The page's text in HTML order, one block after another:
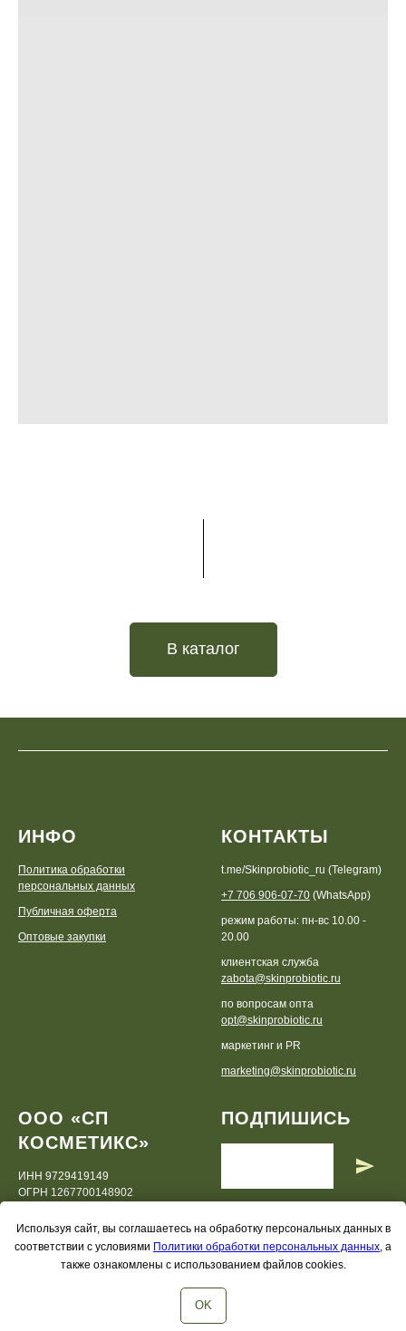
В каталог
ИНФО
Политика обработки
персональных данных
Публичная оферта
Оптовые закупки
КОНТАКТЫ
t.me/Skinprobiotic_ru (Telegram)
+7 706 906-07-70 (WhatsApp)
режим работы: пн-вс 10.00 -
20.00
клиентская служба
zabota@skinprobiotic.ru
по вопросам опта
opt@skinprobiotic.ru
маркетинг и PR
marketing@skinprobiotic.ru
ООО «СП
КОСМЕТИКС»
ИНН 9729419149
ОГРН 1267700148902
ПОДПИШИСЬ
© 2019-2026 skinprobiotic.ru
Используя сайт, вы соглашаетесь на обработку персональных данных в
соответствии с условиями Политики обработки персональных данных, а
также ознакомлены с использованием файлов cookies.
OK